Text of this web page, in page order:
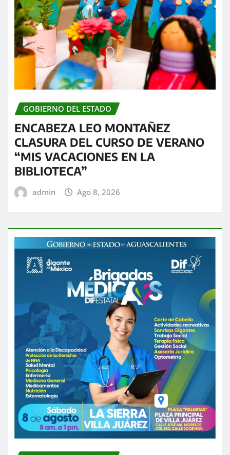
GOBIERNO DEL ESTADO
ENCABEZA LEO MONTAÑEZ
CLASURA DEL CURSO DE VERANO
“MIS VACACIONES EN LA
BIBLIOTECA”
admin Ago 8, 2026